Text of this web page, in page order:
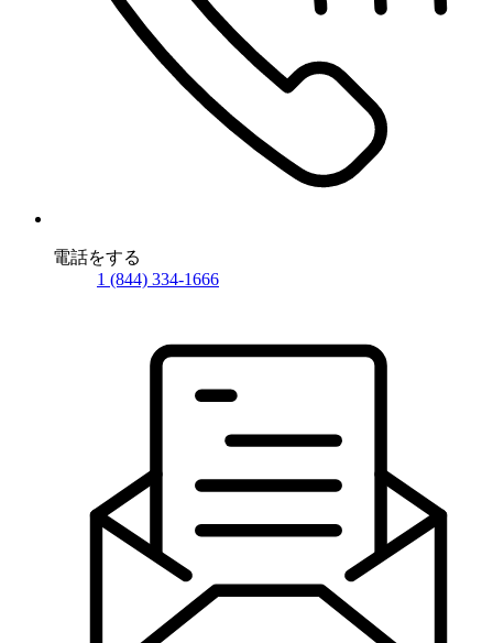
電話をする
1 (844) 334-1666